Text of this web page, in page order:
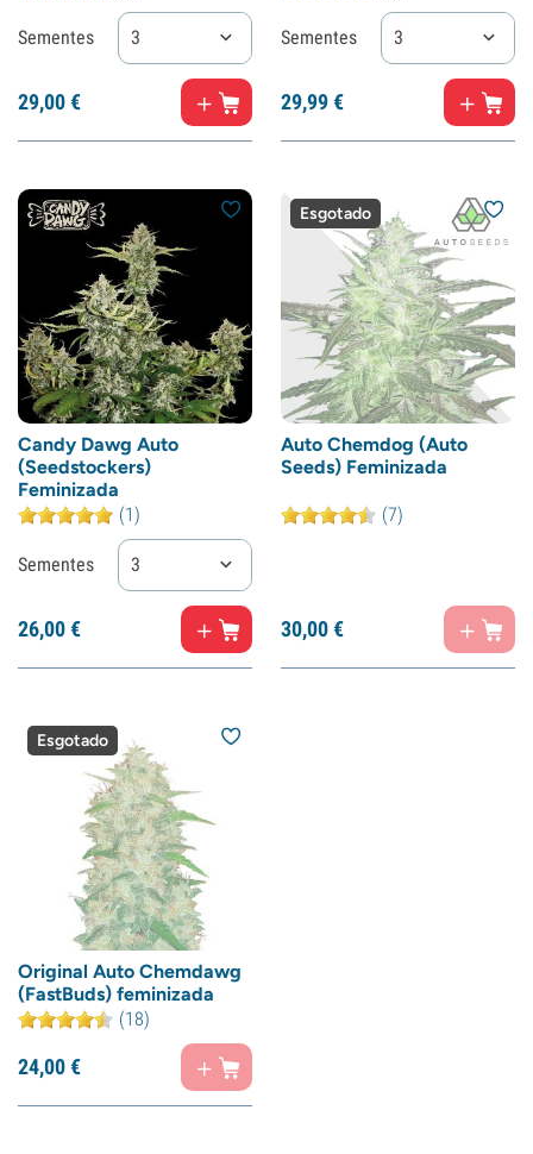
Sementes 3
29,00€
Sementes 3
29,99€
Candy Dawg Auto
(Seedstockers)
Feminizada
(1)
Sementes 3
26,00€
Esgotado
Auto Chemdog (Auto
Seeds) Feminizada
(7)
30,00€
Esgotado
Original Auto Chemdawg
(FastBuds) feminizada
(18)
24,00€